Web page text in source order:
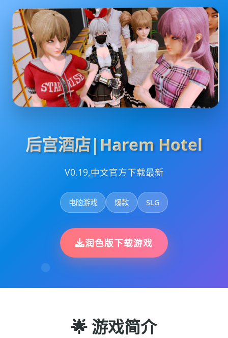
后宫酒店|Harem Hotel
V0.19,中文官方下载最新
电脑游戏 爆款 SLG
润色版下载游戏
🌟 游戏简介